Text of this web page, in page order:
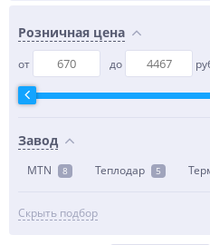
Розничная цена
от до
Завод
MTN 8 Теплодар 5
Скрыть подбор